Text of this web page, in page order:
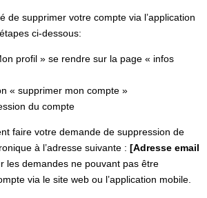
de supprimer votre compte via l’application
ci-dessous:
profil » se rendre sur la page « infos
« supprimer mon compte »
du compte
faire votre demande de suppression de
à l’adresse suivante : [Adresse email
les demandes ne pouvant pas être
via le site web ou l’application mobile.